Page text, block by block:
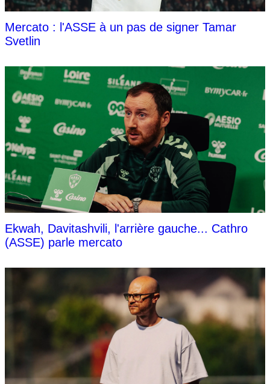
Mercato : l'ASSE à un pas de signer Tamar
Svetlin
Ekwah, Davitashvili, l'arrière gauche... Cathro
(ASSE) parle mercato